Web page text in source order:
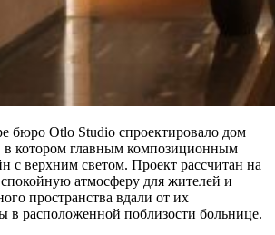
бюро Otlo Studio спроектировало дом
в котором главным композиционным
с верхним светом. Проект рассчитан на
спокойную атмосферу для жителей и
пространства вдали от их
в расположенной поблизости больнице.